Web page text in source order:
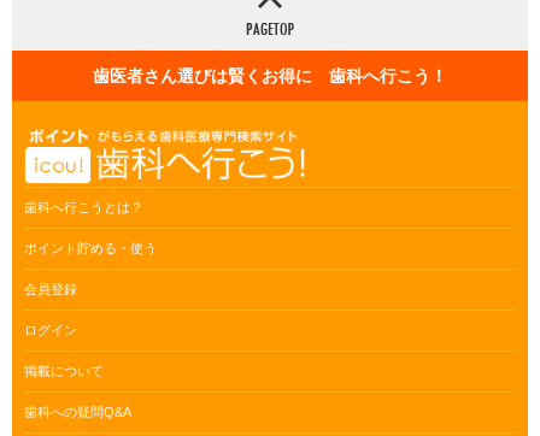
歯医者さん選びは賢くお得に 歯科へ行こう！
歯科へ行こうとは？
ポイント貯める・使う
会員登録
ログイン
掲載について
歯科への疑問Q&A